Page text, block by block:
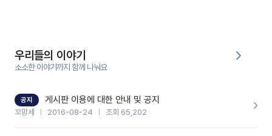
을 많이 하는데,꼬망봇 덕분에 고민하는 시간을 줄이고 학부모님을
안심시킬 수 있었습니다.이 부분은 꼬망봇이 추가로 알려준 응대 tip
입니다.학부모님께 전화를 드리기 전에, 내용을 숙지하여 좀 더 전문
성 있는 교사가 되어 대화를 나눌 수 있었습니다.꼬망세 AI학부모 응
기능을 개발해 주셔서 감사합니다.
우리들의 이야기
소소한 이야기까지 함께 나눠요
공지 게시판 이용에 대한 안내 및 공지
꼬망세 2016-08-24 조회 65,202